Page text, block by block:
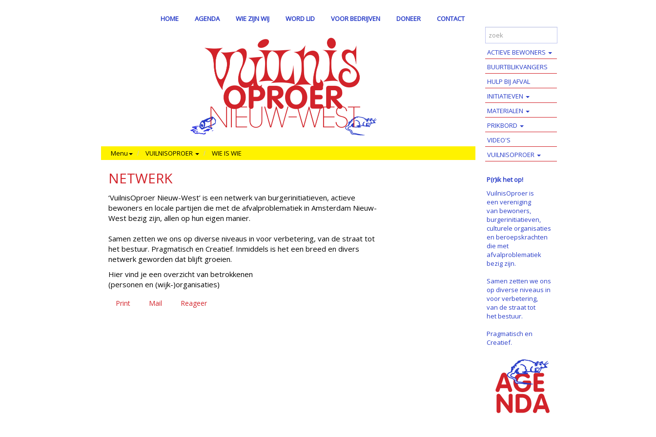
HOME AGENDA WIE ZIJN WIJ WORD LID VOOR BEDRIJVEN DONEER CONTACT
Menu VUILNISOPROER WIE IS WIE
NETWERK
‘VuilnisOproer Nieuw-West’ is een netwerk van burgerinitiatieven, actieve
bewoners en locale partijen die met de afvalproblematiek in Amsterdam Nieuw-
West bezig zijn, allen op hun eigen manier.
Samen zetten we ons op diverse niveaus in voor verbetering, van de straat tot
het bestuur. Pragmatisch en Creatief. Inmiddels is het een breed en divers
netwerk geworden dat blijft groeien.
Hier vind je een overzicht van betrokkenen
(personen en (wijk-)organisaties)
Print Mail Reageer
ACTIEVE BEWONERS
BUURTBLIKVANGERS
HULP BIJ AFVAL
INITIATIEVEN
MATERIALEN
PRIKBORD
VIDEO'S
VUILNISOPROER
P(r)ik het op!
VuilnisOproer is
een vereniging
van bewoners,
burgerinitiatieven,
culturele organisaties
en beroepskrachten
die met
afvalproblematiek
bezig zijn.
Samen zetten we ons
op diverse niveaus in
voor verbetering,
van de straat tot
het bestuur.
Pragmatisch en
Creatief.